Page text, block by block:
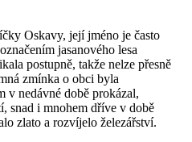
Oskavy, její jméno je často
jasanového lesa
postupně, takže nelze přesně
zmínka o obci byla
v nedávné době prokázal,
snad i mnohem dříve v době
zlato a rozvíjelo železářství.